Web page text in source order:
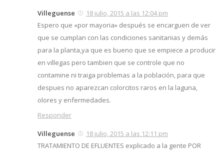
Villeguense
18 julio, 2015 a las 12:04 pm
Espero que «por mayoria» después se encarguen de ver
que se cumplan con las condiciones sanitariias y demás
para la planta,ya que es bueno que se empiece a producir
en villegas pero tambien que se controle que no
contamine ni traiga problemas a la población, para que
despues no aparezcan colorcitos raros en la laguna,
olores y enfermedades.
Responder
Villeguense
18 julio, 2015 a las 12:11 pm
TRATAMIENTO DE EFLUENTES explicado a la gente POR